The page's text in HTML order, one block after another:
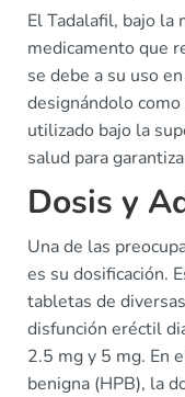
El Tadalafil, bajo la
medicamento que
se debe a su uso
designándolo
utilizado bajo la
salud para
Dosis y
Una de las
es su dosificación.
tabletas de
disfunción eréctil
2.5 mg y 5 mg. En
benigna (HPB), la